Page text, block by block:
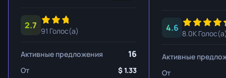
2.7
91 Голос(а)
Активные предложения 16
От
1.33
4.6
8.0K
Активные
От